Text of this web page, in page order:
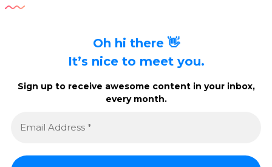
Oh hi there 👋
It’s nice to meet you.
Sign up to receive awesome content in your inbox,
every month.